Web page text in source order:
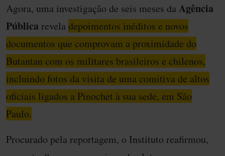
Agora, uma investigação de seis meses da Agência
Pública revela depoimentos inéditos e novos
documentos que comprovam a proximidade do
Butantan com os militares brasileiros e chilenos,
incluindo fotos da visita de uma comitiva de altos
oficiais ligados a Pinochet à sua sede, em São
Paulo.
Procurado pela reportagem, o Instituto reafirmou,